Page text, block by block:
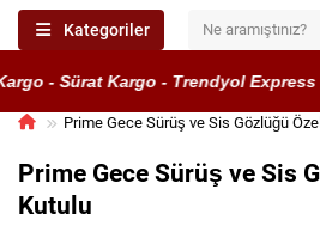
Kategoriler
- Sürat Kargo - Trendyol Express -
Prime Gece Sürüş ve Sis Gözlüğü
Prime Gece Sürüş ve Sis
Kutulu